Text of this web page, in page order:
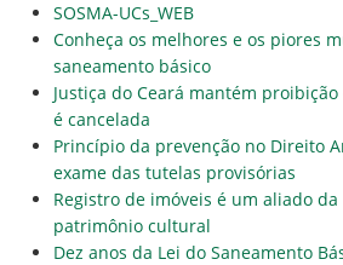
SOSMA-UCs_WEB
Conheça os melhores e os piores
saneamento básico
Justiça do Ceará mantém proibição
é cancelada
Princípio da prevenção no Direito
exame das tutelas provisórias
Registro de imóveis é um aliado
patrimônio cultural
Dez anos da Lei do Saneamento